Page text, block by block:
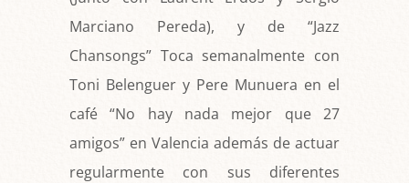
Marciano Pereda), y de “Jazz
Chansongs” Toca semanalmente con
Toni Belenguer y Pere Munuera en el
café “No hay nada mejor que 27
amigos” en Valencia además de actuar
regularmente con sus diferentes